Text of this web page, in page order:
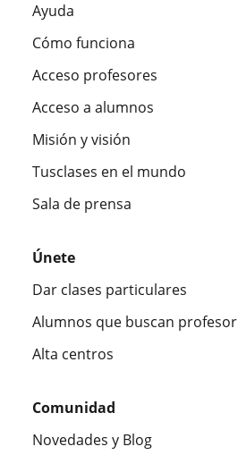
Ayuda
Cómo funciona
Acceso profesores
Acceso a alumnos
Misión y visión
Tusclases en el mundo
Sala de prensa
Únete
Dar clases particulares
Alumnos que buscan profesor
Alta centros
Comunidad
Novedades y Blog